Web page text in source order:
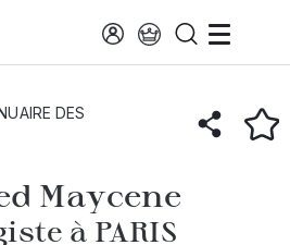
Paris
DES
Maycene
à PARIS